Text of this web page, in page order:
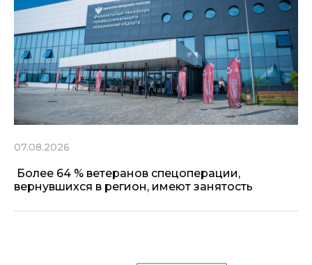
07.08.2026
Более 64 % ветеранов спецоперации,
вернувшихся в регион, имеют занятость